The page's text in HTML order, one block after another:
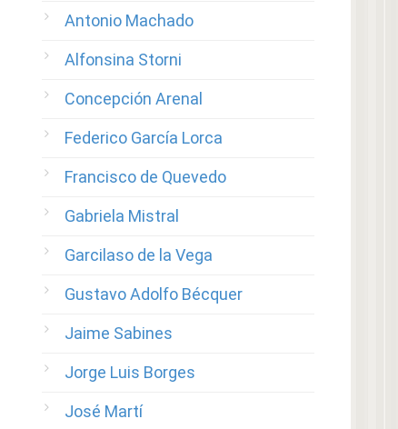
Antonio Machado
Alfonsina Storni
Concepción Arenal
Federico García Lorca
Francisco de Quevedo
Gabriela Mistral
Garcilaso de la Vega
Gustavo Adolfo Bécquer
Jaime Sabines
Jorge Luis Borges
José Martí